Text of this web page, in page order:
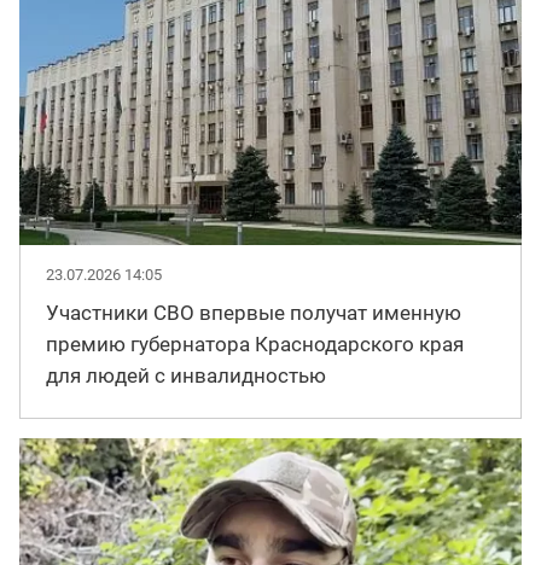
23.07.2026 14:05
Участники СВО впервые получат именную
премию губернатора Краснодарского края
для людей с инвалидностью